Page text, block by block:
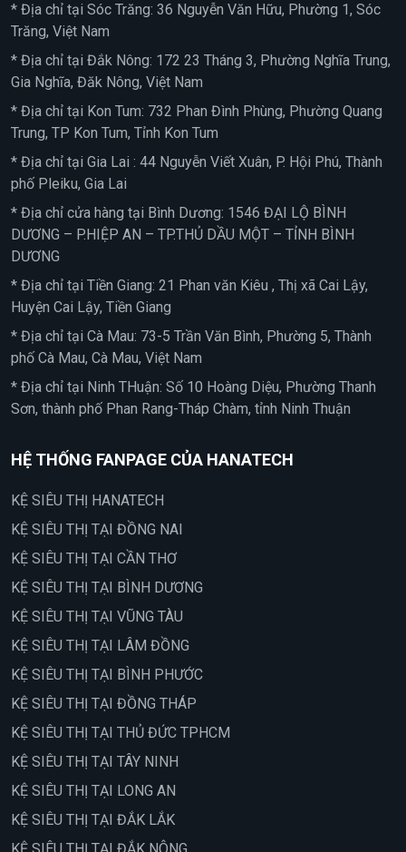
* Địa chỉ tại Sóc Trăng: 36 Nguyễn Văn Hữu, Phường 1, Sóc
Trăng, Việt Nam
* Địa chỉ tại Đắk Nông: 172 23 Tháng 3, Phường Nghĩa Trung,
Gia Nghĩa, Đăk Nông, Việt Nam
* Địa chỉ tại Kon Tum: 732 Phan Đình Phùng, Phường Quang
Trung, TP Kon Tum, Tỉnh Kon Tum
* Địa chỉ tại Gia Lai : 44 Nguyễn Viết Xuân, P. Hội Phú, Thành
phố Pleiku, Gia Lai
* Địa chỉ cửa hàng tại Bình Dương: 1546 ĐẠI LỘ BÌNH
DƯƠNG – P.HIỆP AN – TP.THỦ DẦU MỘT – TỈNH BÌNH
DƯƠNG
* Địa chỉ tại Tiền Giang: 21 Phan văn Kiêu , Thị xã Cai Lậy,
Huyện Cai Lậy, Tiền Giang
* Địa chỉ tại Cà Mau: 73-5 Trần Văn Bình, Phường 5, Thành
phố Cà Mau, Cà Mau, Việt Nam
* Địa chỉ tại Ninh THuận: Số 10 Hoàng Diệu, Phường Thanh
Sơn, thành phố Phan Rang-Tháp Chàm, tỉnh Ninh Thuận
HỆ THỐNG FANPAGE CỦA HANATECH
KỆ SIÊU THỊ HANATECH
KỆ SIÊU THỊ TẠI ĐỒNG NAI
KỆ SIÊU THỊ TẠI CẦN THƠ
KỆ SIÊU THỊ TẠI BÌNH DƯƠNG
KỆ SIÊU THỊ TẠI VŨNG TÀU
KỆ SIÊU THỊ TẠI LÂM ĐỒNG
KỆ SIÊU THỊ TẠI BÌNH PHƯỚC
KỆ SIÊU THỊ TẠI ĐỒNG THÁP
KỆ SIÊU THỊ TẠI THỦ ĐỨC TPHCM
KỆ SIÊU THỊ TẠI TÂY NINH
KỆ SIÊU THỊ TẠI LONG AN
KỆ SIÊU THỊ TẠI ĐẮK LẮK